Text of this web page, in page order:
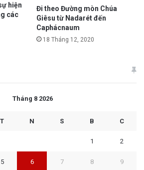
hiện
các
Đi theo Đường mòn Chúa
Giêsu từ Nadarét đến
Caphácnaum
18 Tháng 12, 2020
Tháng 8 2026
T N S B C
1 2
5 6 7 8 9